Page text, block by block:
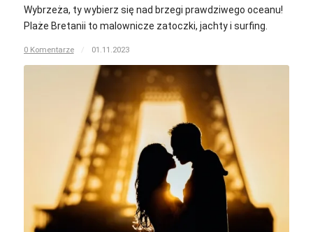
Wybrzeża, ty wybierz się nad brzegi prawdziwego oceanu!
Plaże Bretanii to malownicze zatoczki, jachty i surfing.
0 Komentarze / 01.11.2023